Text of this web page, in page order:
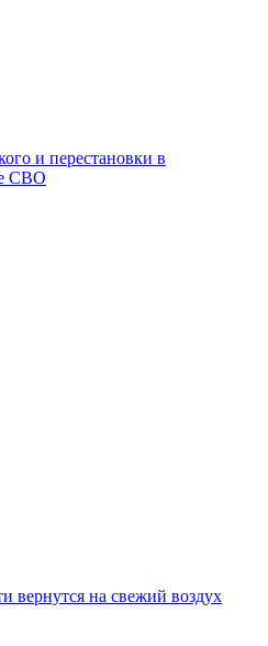
и перестановки в
СВО
вернутся на свежий воздух